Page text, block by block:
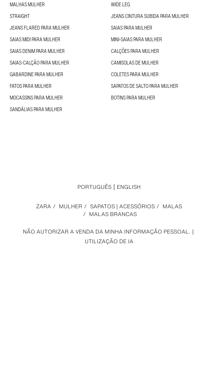
MALHAS MULHER
WIDE LEG
STRAIGHT
JEANS CINTURA SUBIDA PARA MULHER
JEANS FLARED PARA MULHER
SAIAS PARA MULHER
SAIAS MIDI PARA MULHER
MINI-SAIAS PARA MULHER
SAIAS DENIM PARA MULHER
CALÇÕES PARA MULHER
SAIAS-CALÇÃO PARA MULHER
CAMISOLAS DE MULHER
GABARDINE PARA MULHER
COLETES PARA MULHER
FATOS PARA MULHER
SAPATOS DE SALTO PARA MULHER
MOCASSINS PARA MULHER
BOTINS PARA MULHER
SANDÁLIAS PARA MULHER
NÃO AUTORIZAR A VENDA DA MINHA INFORMAÇÃO PESSOAL.
UTILIZAÇÃO DE IA
ZARA / MULHER / SAPATOS | ACESSÓRIOS / MALAS
/ MALAS BRANCAS
PORTUGUÊS ENGLISH